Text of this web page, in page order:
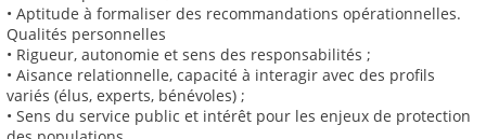
• Aptitude à formaliser des recommandations opérationnelles.
Qualités personnelles
• Rigueur, autonomie et sens des responsabilités ;
• Aisance relationnelle, capacité à interagir avec des profils
variés (élus, experts, bénévoles) ;
• Sens du service public et intérêt pour les enjeux de protection